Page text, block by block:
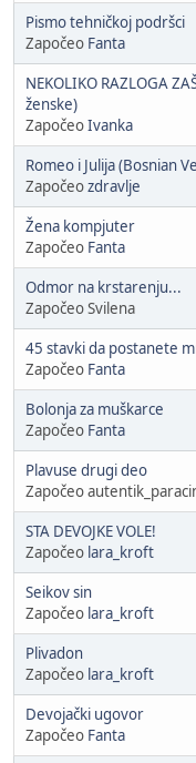
Pismo tehničkoj podršci
Započeo Fanta
NEKOLIKO RAZLOGA
ženske)
ZapočeoIvanka
Romeo i Julija (Bosnian
Započeozdravlje
Žena kompjuter
Započeo Fanta
Odmor na krstarenju...
Započeo Svilena
45 stavki da postanete
Započeo Fanta
Bolonja za muškarce
Započeo Fanta
Plavuse drugi deo
Započeo
STA DEVOJKE VOLE!
Započeo lara_kroft
Seikov sin
Započeo lara_kroft
Plivadon
Započeo lara_kroft
Devojački ugovor
Započeo Fanta